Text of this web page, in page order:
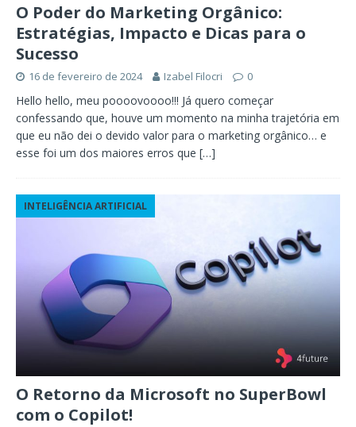
O Poder do Marketing Orgânico:
Estratégias, Impacto e Dicas para o
Sucesso
16 de fevereiro de 2024 Izabel Filocri 0
Hello hello, meu poooovoooo!!! Já quero começar
confessando que, houve um momento na minha trajetória em
que eu não dei o devido valor para o marketing orgânico… e
esse foi um dos maiores erros que […]
INTELIGÊNCIA ARTIFICIAL
O Retorno da Microsoft no SuperBowl
com o Copilot!